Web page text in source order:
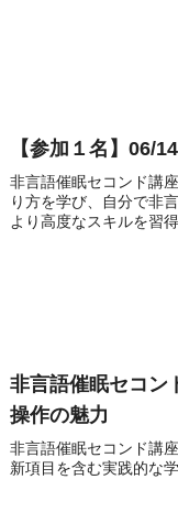
【参加１名】06/
非言語催眠セコンド講
り方を学び、自分で非
より高度なスキルを習
非言語催眠セコン
操作の魅力
非言語催眠セコンド講
新項目を含む実践的な